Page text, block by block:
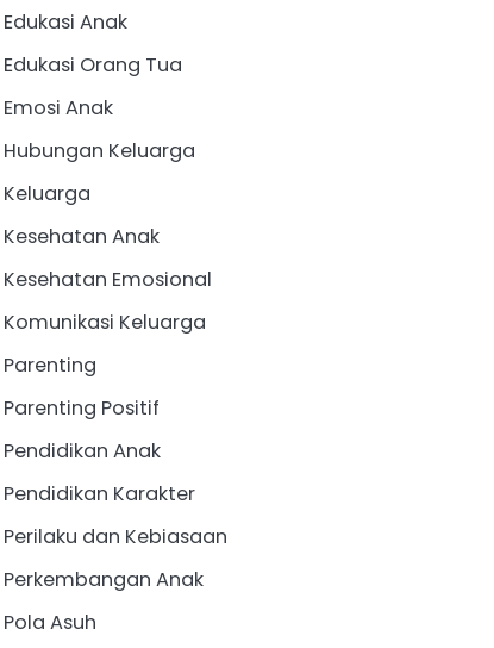
Edukasi Anak
Edukasi Orang Tua
Emosi Anak
Hubungan Keluarga
Keluarga
Kesehatan Anak
Kesehatan Emosional
Komunikasi Keluarga
Parenting
Parenting Positif
Pendidikan Anak
Pendidikan Karakter
Perilaku dan Kebiasaan
Perkembangan Anak
Pola Asuh